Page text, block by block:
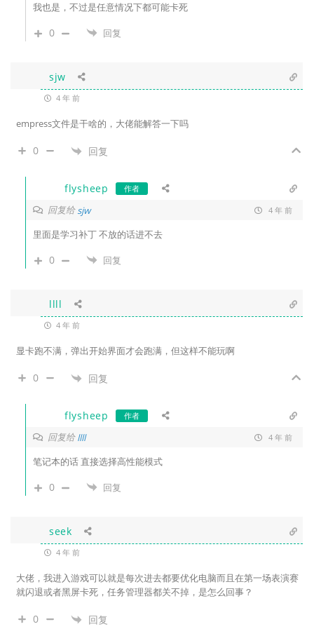
我也是，不过是任意情况下都可能卡死
0 回复
sjw
4 年 前
empress文件是干啥的，大佬能解答一下吗
0 回复
flysheep 作者
回复给sjw 4 年 前
里面是学习补丁 不放的话进不去
0 回复
llll
4 年 前
显卡跑不满，弹出开始界面才会跑满，但这样不能玩啊
0 回复
flysheep 作者
回复给llll 4 年 前
笔记本的话 直接选择高性能模式
0 回复
seek
4 年 前
大佬，我进入游戏可以就是每次进去都要优化电脑而且在第一场表演赛
就闪退或者黑屏卡死，任务管理器都关不掉，是怎么回事？
0 回复